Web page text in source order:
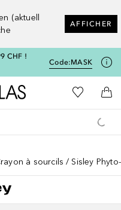
(aktuell
AFFICHER
CHF !
Code:MASK
Vers l'accueil Douglas
Vers Ma
à sourcils Sisley